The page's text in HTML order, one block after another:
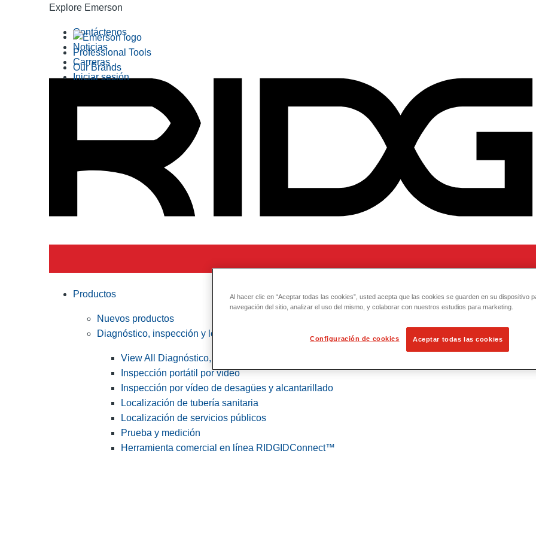
Explore Emerson
Professional Tools
Our Brands
Contáctenos
Noticias
Carreras
Iniciar sesión
Productos
Nuevos productos
Diagnóstico, inspección y localización
View All Diagnóstico, inspección y localización
Inspección portátil por vídeo
Inspección por vídeo de desagües y alcantarillado
Localización de tubería sanitaria
Localización de servicios públicos
Prueba y medición
Herramienta comercial en línea RIDGIDConnect™
Al hacer clic en “Aceptar todas las cookies”, usted acepta que las cookies se guarden en su dispositivo
navegación del sitio, analizar el uso del mismo, y colaborar con nuestros estudios para marketing.
Configuración de cookies Aceptar todas las cookies